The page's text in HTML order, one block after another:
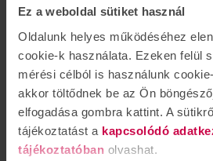
Ez a weboldal sütiket használ
Oldalunk helyes működéséhez
cookie-k használata. Ezeken felül
mérési célból is használunk
akkor töltődnek be az Ön
elfogadása gombra kattint. A
tájékoztatást a kapcsolódó
tájékoztatóban olvashat.